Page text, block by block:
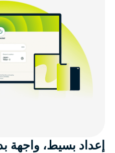
إعداد بسيط، واجهة